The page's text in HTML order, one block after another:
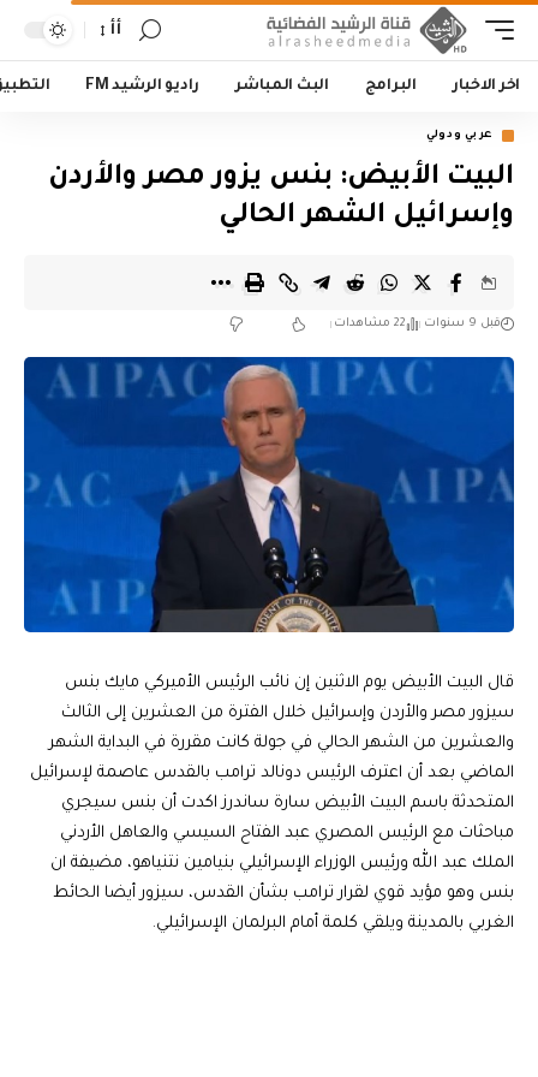
أأ
اخر الاخبار البرامج البث المباشر راديو الرشيد FM
عربي ودولي
البيت الأبيض: بنس يزور مصر والأردن
وإسرائيل الشهر الحالي
قبل 9 سنوات 22 مشاهدات
قال البيت الأبيض يوم الاثنين إن نائب الرئيس الأميركي مايك بنس
سيزور مصر والأردن وإسرائيل خلال الفترة من العشرين إلى الثالث
والعشرين من الشهر الحالي في جولة كانت مقررة في البداية الشهر
الماضي بعد أن اعترف الرئيس دونالد ترامب بالقدس عاصمة لإسرائيل
المتحدثة باسم البيت الأبيض سارة ساندرز اكدت أن بنس سيجري
مباحثات مع الرئيس المصري عبد الفتاح السيسي والعاهل الأردني
الملك عبد الله ورئيس الوزراء الإسرائيلي بنيامين نتنياهو، مضيفة ان
بنس وهو مؤيد قوي لقرار ترامب بشأن القدس، سيزور أيضا الحائط
الغربي بالمدينة ويلقي كلمة أمام البرلمان الإسرائيلي.